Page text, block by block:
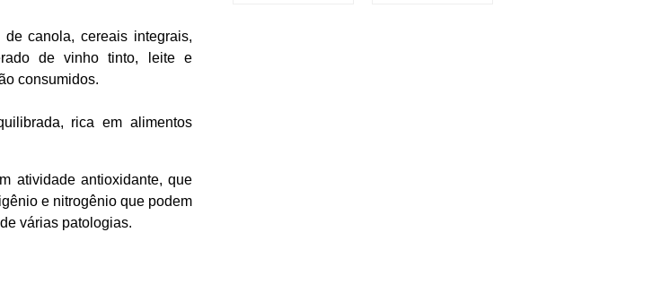
canola, cereais integrais,
de vinho tinto, leite e
consumidos.
rica em alimentos
atividade antioxidante, que
e nitrogênio que podem
várias patologias.